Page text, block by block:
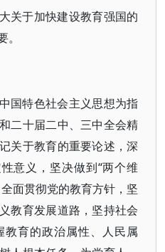
关于加快建设教育强国的
国特色社会主义思想为指
二十届二中、三中全会精
关于教育的重要论述，深
意义，坚决做到“两个维
面贯彻党的教育方针，坚
教育发展道路，坚持社会
育的政治属性、人民属